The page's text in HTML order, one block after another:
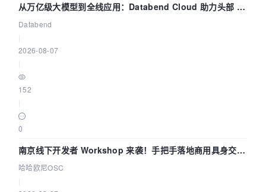
从万亿级大模型到全线应用：Databend Cloud 助力头部 AI
企业构建全链路 Trace 数据管道
Databend
2026-08-07
152
0
南京线下开发者 Workshop 来袭！手把手落地商用具身交互
智能 Agent 应用
哈哈欧尼OSC